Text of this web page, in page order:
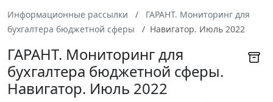
Информационные рассылки
ГАРАНТ. Мониторинг для
бухгалтера бюджетной сферы
Навигатор. Июль 2022
ГАРАНТ. Мониторинг для
бухгалтера бюджетной сферы.
Навигатор. Июль 2022